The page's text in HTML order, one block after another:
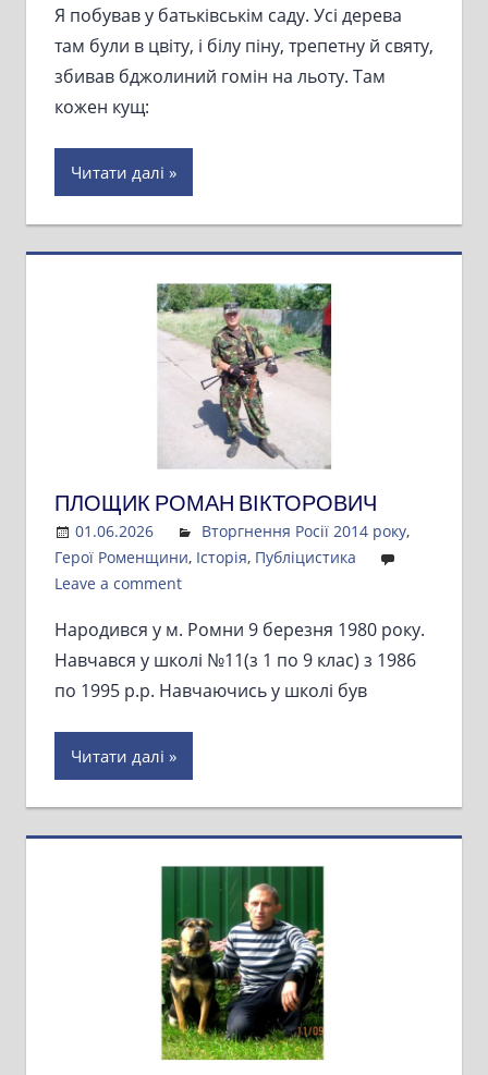
Я побував у батьківськім саду. Усі дерева
там були в цвіту, і білу піну, трепетну й святу,
збивав бджолиний гомін на льоту. Там
кожен кущ:
Читати далі
ПЛОЩИК РОМАН ВІКТОРОВИЧ
01.06.2026 Admin
Вторгнення Росії 2014 року,
Герої Роменщини, Історія, Публіцистика
Leave a comment
Народився у м. Ромни 9 березня 1980 року.
Навчався у школі №11(з 1 по 9 клас) з 1986
по 1995 р.р. Навчаючись у школі був
Читати далі